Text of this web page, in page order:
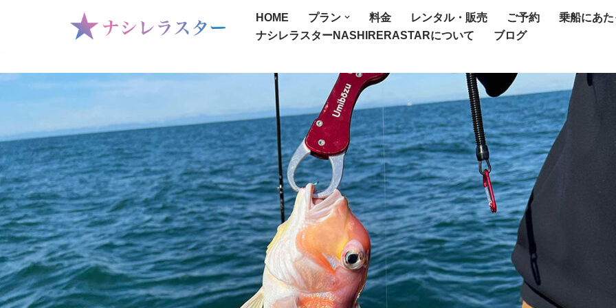
ツ
へ
ス
キ
ッ
プ
HOME プラン 料金 レンタル・販売 ご予約
乗船にあ
ナシレラスターNASHIRERASTARについて
ブログ